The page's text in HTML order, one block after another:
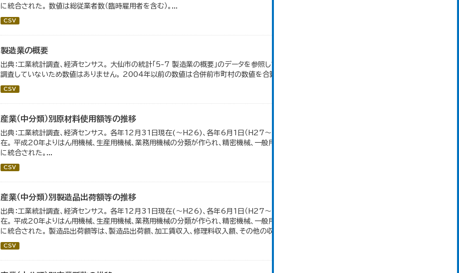
に統合された。 数値は総従業者数（臨時雇用者を含む）。...
CSV
製造業の概要
出典：工業統計調査、経済センサス。 大仙市の統計「5-7 製造業の概要」のデータを参照しています。 2007年以前は「生産額」を
調査していないため数値はありません。 2004年以前の数値は合併前市町村の数値を合算したものです。
CSV
産業（中分類）別原材料使用額等の推移
出典：工業統計調査、経済センサス。 各年12月31日現在(～H26)、各年6月1日（H27～）・平成23年のみ平成24年2月1日現
在。 平成20年よりはん用機械、生産用機械、業務用機械の分類が作られ、精密機械、一般用機械の分類は廃止。また、衣服は繊維
に統合された。...
CSV
産業（中分類）別製造品出荷額等の推移
出典：工業統計調査、経済センサス。 各年12月31日現在(～H26)、各年6月1日（H27～）・平成23年のみ平成24年2月1日現
在。 平成20年よりはん用機械、生産用機械、業務用機械の分類が作られ、精密機械、一般用機械の分類は廃止。また、衣服は繊維
に統合された。 製造品出荷額等は、製造品出荷額、加工賃収入、修理料収入額、その他の収入額の合計。...
CSV